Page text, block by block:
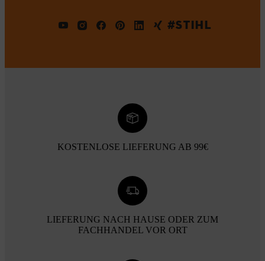
#STIHL
KOSTENLOSE LIEFERUNG AB 99€
LIEFERUNG NACH HAUSE ODER ZUM
FACHHANDEL VOR ORT